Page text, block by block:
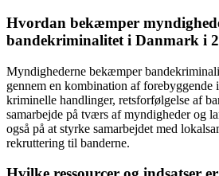
Hvordan bekæmper
bandekriminalitet i Danmark i
Myndighederne bekæmper
gennem en kombination af forebyggende
kriminelle handlinger, retsforfølgelse af
samarbejde på tværs af myndigheder og
også på at styrke samarbejdet med
rekruttering til banderne.